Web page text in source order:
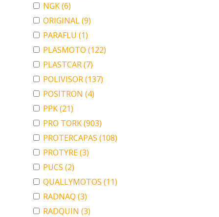
NGK(6)
ORIGINAL(9)
PARAFLU (1)
PLASMOTO (122)
PLASTCAR(7)
POLIVISOR(137)
POSITRON (4)
PPK(21)
PRO TORK(903)
PROTERCAPAS (108)
PROTYRE(3)
PUCS (2)
QUALLYMOTOS (11)
RADNAQ (3)
RADQUIN (3)